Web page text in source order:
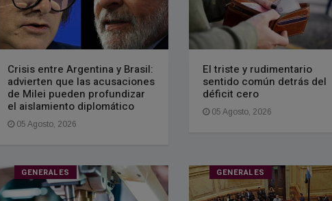
Crisis entre Argentina y Brasil:
advierten que las acusaciones
de Milei pueden profundizar
el aislamiento diplomático
05 Agosto, 2026
El triste y rudimentario
sentido común detrás del
déficit cero
05 Agosto, 2026
GENERALES GENERALES